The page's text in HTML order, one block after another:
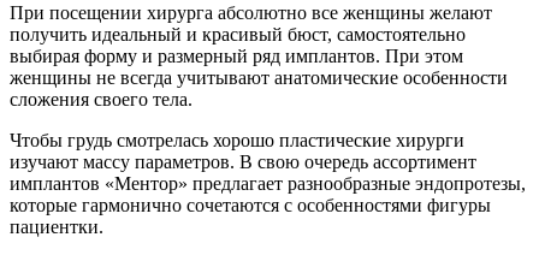
При посещении хирурга абсолютно все женщины желают
получить идеальный и красивый бюст, самостоятельно
выбирая форму и размерный ряд имплантов. При этом
женщины не всегда учитывают анатомические особенности
сложения своего тела.
Чтобы грудь смотрелась хорошо пластические хирурги
изучают массу параметров. В свою очередь ассортимент
имплантов «Ментор» предлагает разнообразные эндопротезы,
которые гармонично сочетаются с особенностями фигуры
пациентки.